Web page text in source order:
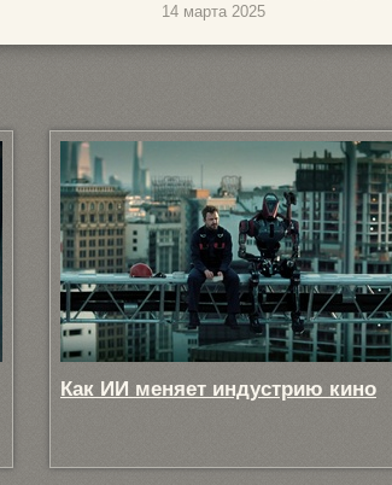
14 марта 2025
Как ИИ меняет индустрию кино